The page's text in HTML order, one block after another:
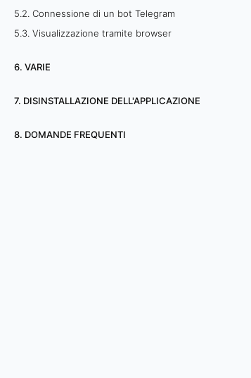
5.2. Connessione di un bot Telegram
5.3. Visualizzazione tramite browser
6. VARIE
7. DISINSTALLAZIONE DELL'APPLICAZIONE
8. DOMANDE FREQUENTI